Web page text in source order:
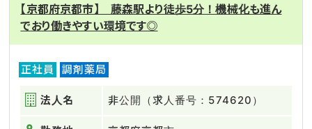
【京都府京都市】 藤森駅より徒歩5分！機械化も進ん
でおり働きやすい環境です◎
正社員 調剤薬局
法人名 非公開（求人番号：574620）